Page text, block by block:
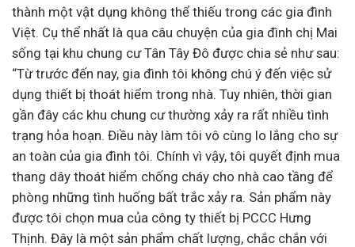
thành một vật dụng không thể thiếu trong các gia đình
Việt. Cụ thể nhất là qua câu chuyện của gia đình chị Mai
sống tại khu chung cư Tân Tây Đô được chia sẻ như sau:
“Từ trước đến nay, gia đình tôi không chú ý đến việc sử
dụng thiết bị thoát hiểm trong nhà. Tuy nhiên, thời gian
gần đây các khu chung cư thường xảy ra rất nhiều tình
trạng hỏa hoạn. Điều này làm tôi vô cùng lo lắng cho sự
an toàn của gia đình tôi. Chính vì vậy, tôi quyết định mua
thang dây thoát hiểm chống cháy cho nhà cao tầng để
phòng những tình huống bất trắc xảy ra. Sản phẩm này
được tôi chọn mua của công ty thiết bị PCCC Hưng
Thịnh. Đây là một sản phẩm chất lượng, chắc chắn với